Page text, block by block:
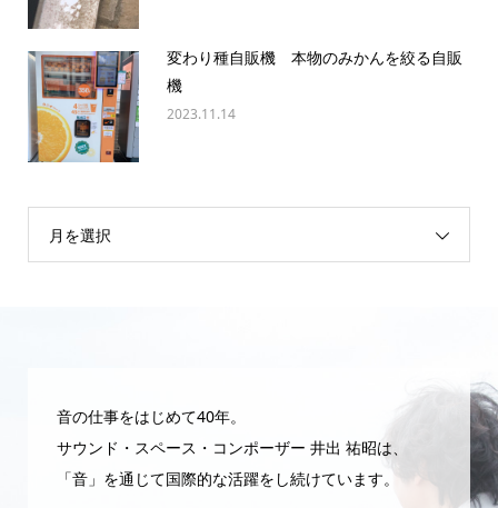
変わり種自販機 本物のみかんを絞る自販
機
2023.11.14
月を選択
音の仕事をはじめて40年。
サウンド・スペース・コンポーザー 井出 祐昭は、
「音」を通じて国際的な活躍をし続けています。